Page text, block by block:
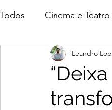
Todos Cinema e Teatro
3 anos da Leandro